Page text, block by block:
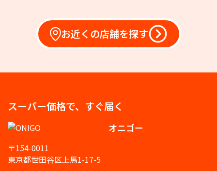
お近くの店舗を探す
スーパー価格で、すぐ届く
オニゴー
〒154-0011
東京都世田谷区上馬1-17-5